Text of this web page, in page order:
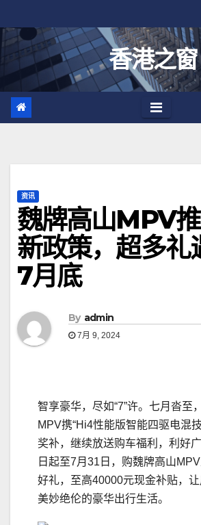
至
香港之窗
资讯
魏牌高山MPV
新政策，超多礼
7月底
By admin
7月 9, 2024
智享豪华，尽如“7”许。七月沓至
MPV携“Hi4性能版智能四驱电混
奖补，继续放送购车福利，利好
日起至7月31日，购魏牌高山
好礼，至高40000元现金补贴，
美妙绝伦的豪华出行生活。